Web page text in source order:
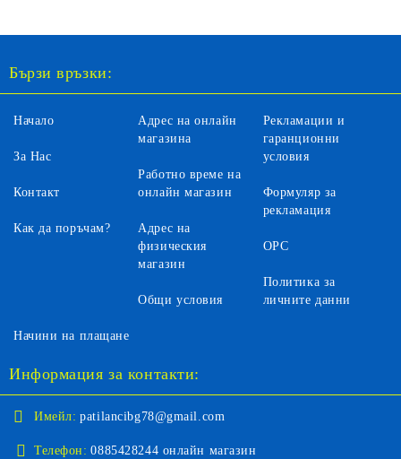
Бързи връзки:
Начало
За Нас
Контакт
Как да поръчам?
Адрес на онлайн
магазина
Работно време на
онлайн магазин
Адрес на
физическия
магазин
Общи условия
Рекламации и
гаранционни
условия
Формуляр за
рекламация
ОРС
Политика за
личните данни
Начини на плащане
Информация за контакти:
Имейл: patilancibg78@gmail.com
Телефон: 0885428244 онлайн магазин